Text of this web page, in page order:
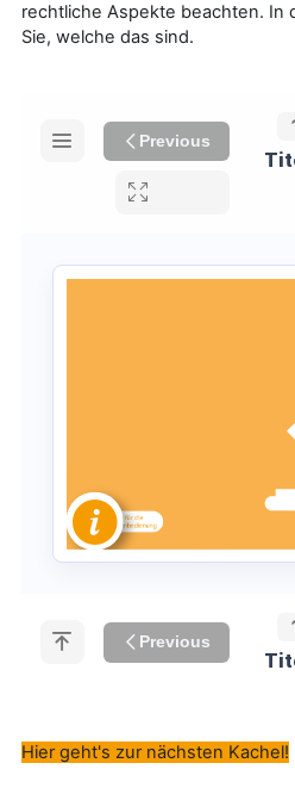
rechtliche Aspekte beachten. In
Sie, welche das sind.
Hier geht's zur nächsten Kachel!